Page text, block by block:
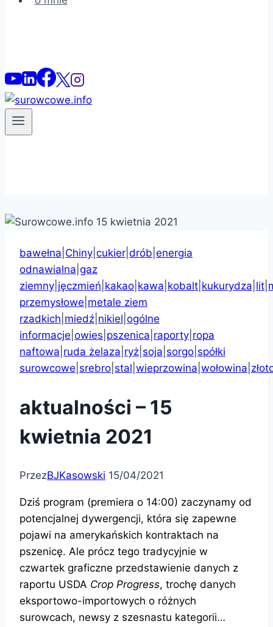
bawełna Chiny cukier drób energia
odnawialna gaz
ziemny jęczmień kakao kawa kobalt kukurydza lit
przemysłowe metale ziem
rzadkich miedź nikiel ogólne
informacje owies pszenica raporty ropa
naftowa ruda żelaza ryż soja sorgo spółki
surowcowe srebro stal wieprzowina wołowina
aktualności – 15
kwietnia 2021
PrzezBJKasowski 15/04/2021
Dziś program (premiera o 14:00) zaczynamy od
potencjalnej dywergencji, która się zapewne
pojawi na amerykańskich kontraktach na
pszenicę. Ale prócz tego tradycyjnie w
czwartek graficzne przedstawienie danych z
raportu USDA Crop Progress, trochę danych
eksportowo-importowych o różnych
surowcach, newsy z szesnastu kategorii…